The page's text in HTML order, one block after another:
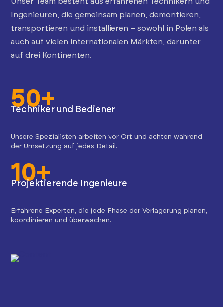
Ingenieuren, die gemeinsam planen, demontieren,
transportieren und installieren – sowohl in Polen als
auch auf vielen internationalen Märkten, darunter
auf drei Kontinenten.
50+
Techniker und Bediener
Unsere Spezialisten arbeiten vor Ort und achten während
der Umsetzung auf jedes Detail.
10+
Projektierende Ingenieure
Erfahrene Experten, die jede Phase der Verlagerung planen,
koordinieren und überwachen.